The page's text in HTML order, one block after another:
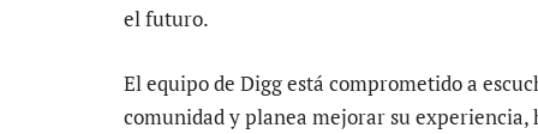
el futuro.
El equipo de Digg está comprometido a
comunidad y planea mejorar su experiencia,